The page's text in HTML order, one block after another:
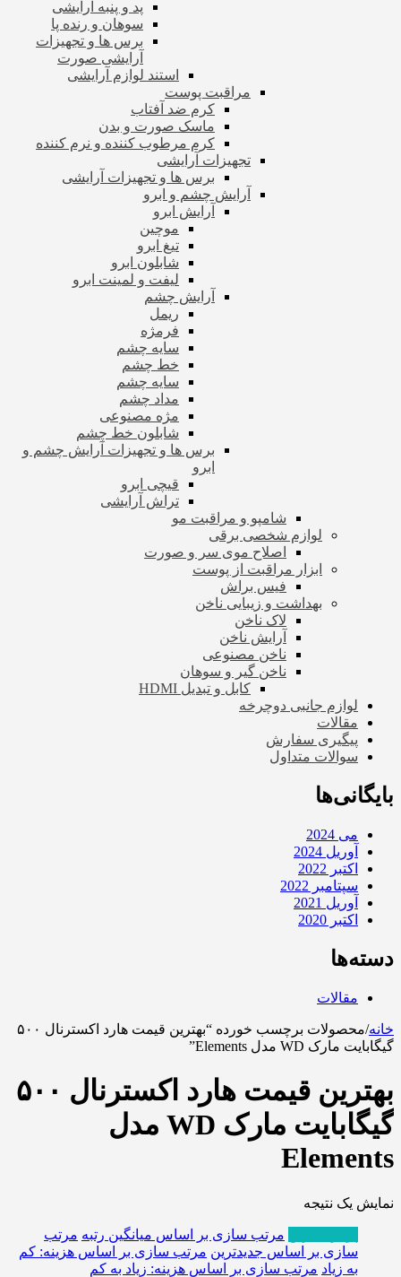
پد و پنبه آرایشی
سوهان و رنده پا
برس ها و تجهیزات
آرایشی صورت
استند لوازم آرایشی
مراقبت پوست
کرم ضد آفتاب
ماسک صورت و بدن
کرم مرطوب کننده و نرم کننده
تجهیزات آرایشی
برس ها و تجهیزات آرایشی
آرایش چشم و ابرو
آرایش ابرو
موچین
تیغ ابرو
شابلون ابرو
لیفت و لمینت ابرو
آرایش چشم
ریمل
فرمژه
سایه چشم
خط چشم
سایه چشم
مداد چشم
مژه مصنوعی
شابلون خط چشم
برس ها و تجهیزات آرایش چشم و
ابرو
قیچی ابرو
تراش آرایشی
شامپو و مراقبت مو
لوازم شخصی برقی
اصلاح موی سر و صورت
ابزار مراقبت از پوست
فیس براش
بهداشت و زیبایی ناخن
لاک ناخن
آرایش ناخن
ناخن مصنوعی
ناخن گیر و سوهان
کابل و تبدیل HDMI
لوازم جانبی دوچرخه
مقالات
پیگیری سفارش
سوالات متداول
بایگانی‌ها
می 2024
آوریل 2024
اکتبر 2022
سپتامبر 2022
آوریل 2021
اکتبر 2020
دسته‌ها
مقالات
خانه/
محصولات برچسب خورده “بهترین قیمت هارد اکسترنال ۵۰۰
گیگابایت مارک WD مدل Elements”
بهترین قیمت هارد اکسترنال ۵۰۰
گیگابایت مارک WD مدل
Elements
نمایش یک نتیجه
مرتب سازی بر اساس میانگین رتبه مرتب
سازی بر اساس جدیدترین مرتب سازی بر اساس هزینه: کم
به زیاد مرتب سازی بر اساس هزینه: زیاد به کم